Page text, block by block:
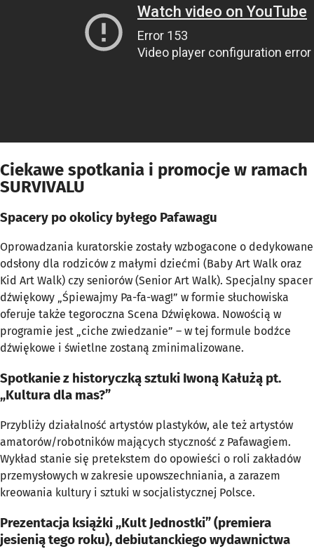
Ciekawe spotkania i promocje w ramach
SURVIVALU
Spacery po okolicy byłego Pafawagu
Oprowadzania kuratorskie zostały wzbogacone o dedykowane
odsłony dla rodziców z małymi dziećmi (Baby Art Walk oraz
Kid Art Walk) czy seniorów (Senior Art Walk). Specjalny spacer
dźwiękowy „Śpiewajmy Pa-fa-wag!” w formie słuchowiska
oferuje także tegoroczna Scena Dźwiękowa. Nowością w
programie jest „ciche zwiedzanie” – w tej formule bodźce
dźwiękowe i świetlne zostaną zminimalizowane.
Spotkanie z historyczką sztuki Iwoną Kałużą pt.
„Kultura dla mas?”
Przybliży działalność artystów plastyków, ale też artystów
amatorów/robotników mających styczność z Pafawagiem.
Wykład stanie się pretekstem do opowieści o roli zakładów
przemysłowych w zakresie upowszechniania, a zarazem
kreowania kultury i sztuki w socjalistycznej Polsce.
Prezentacja książki „Kult Jednostki” (premiera
jesienią tego roku), debiutanckiego wydawnictwa